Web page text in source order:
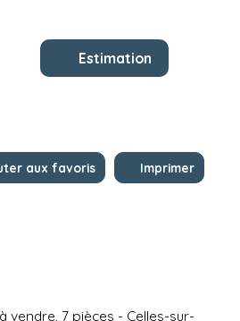
Estimation
aux favoris Imprimer